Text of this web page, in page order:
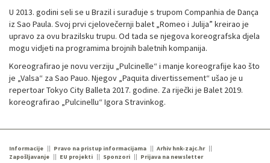
U 2013. godini seli se u Brazil i surađuje s trupom Companhia de Dança
iz Sao Paula. Svoj prvi cjelovečernji balet „Romeo i Julija” kreirao je
upravo za ovu brazilsku trupu. Od tada se njegova koreografska djela
mogu vidjeti na programima brojnih baletnih kompanija.
Koreografirao je novu verziju „Pulcinelle“ i manje koreografije kao što
je „Valsa“ za Sao Pauo. Njegov „Paquita divertissement“ ušao je u
repertoar Tokyo City Balleta 2017. godine. Za riječki je Balet 2019.
koreografirao „Pulcinellu“ Igora Stravinkog.
Informacije Pravo na pristup informacijama
Arhiv hnk-zajc.hr
Zapošljavanje
EU projekti Sponzori Prijava na newsletter